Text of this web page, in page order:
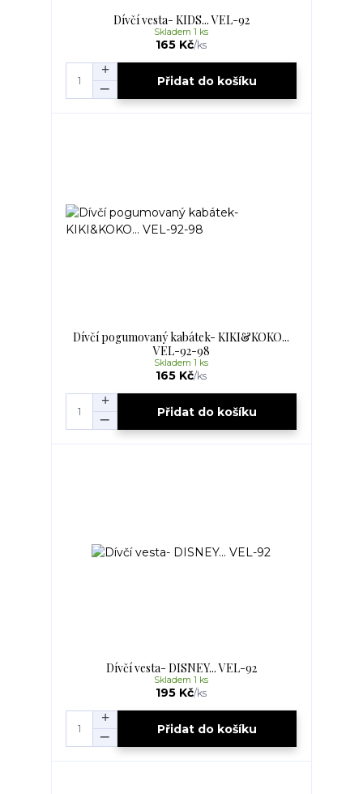
Dívčí vesta- KIDS... VEL-92
165 Kč/ks
Skladem 1 ks
Přidat do košíku
Dívčí pogumovaný kabátek- KIKI&KOKO...
VEL-92-98
165 Kč/ks
Skladem 1 ks
Přidat do košíku
Dívčí vesta- DISNEY... VEL-92
195 Kč/ks
Skladem 1 ks
Přidat do košíku